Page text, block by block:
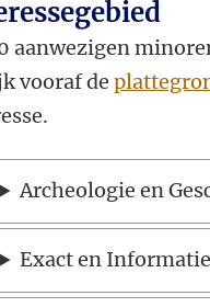
aanwezigen
vooraf de
Archeologie en
Exact en